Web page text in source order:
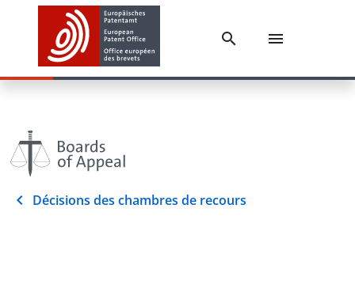
Décisions des chambres de recours